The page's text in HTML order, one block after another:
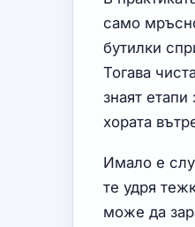
само
бутилки
Тогава
знаят
хората
Имало е
те удря
може да